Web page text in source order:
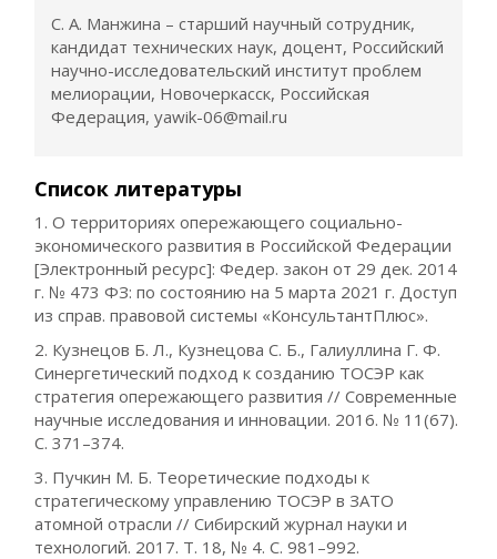
С. А. Манжина – старший научный сотрудник,
кандидат технических наук, доцент, Российский
научно-исследовательский институт проблем
мелиорации, Новочеркасск, Российская
Федерация, yawik-06@mail.ru
Список литературы
1. О территориях опережающего социально-
экономического развития в Российской Федерации
[Электронный ресурс]: Федер. закон от 29 дек. 2014
г. № 473 ФЗ: по состоянию на 5 марта 2021 г. Доступ
из справ. правовой системы «КонсультантПлюс».
2. Кузнецов Б. Л., Кузнецова С. Б., Галиуллина Г. Ф.
Синергетический подход к созданию ТОСЭР как
стратегия опережающего развития // Современные
научные исследования и инновации. 2016. № 11(67).
С. 371–374.
3. Пучкин М. Б. Теоретические подходы к
стратегическому управлению ТОСЭР в ЗАТО
атомной отрасли // Сибирский журнал науки и
технологий. 2017. Т. 18, № 4. С. 981–992.